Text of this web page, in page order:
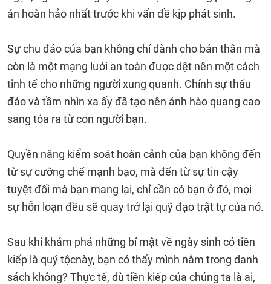
án hoàn hảo nhất trước khi vấn đề kịp phát sinh.
Sự chu đáo của bạn không chỉ dành cho bản thân mà
còn là một mạng lưới an toàn được dệt nên một cách
tinh tế cho những người xung quanh. Chính sự thấu
đáo và tầm nhìn xa ấy đã tạo nên ánh hào quang cao
sang tỏa ra từ con người bạn.
Quyền năng kiểm soát hoàn cảnh của bạn không đến
từ sự cưỡng chế mạnh bạo, mà đến từ sự tin cậy
tuyệt đối mà bạn mang lại, chỉ cần có bạn ở đó, mọi
sự hỗn loạn đều sẽ quay trở lại quỹ đạo trật tự của nó.
Sau khi khám phá những bí mật về ngày sinh có tiền
kiếp là quý tộcnày, bạn có thấy mình nằm trong danh
sách không? Thực tế, dù tiền kiếp của chúng ta là ai,